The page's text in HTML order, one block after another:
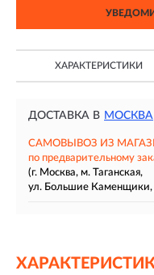
ХАРАКТЕРИСТИКИ
ДОСТАВКА В МОСКВА
САМОВЫВОЗ ИЗ
по предварительному
(г. Москва, м. Таганская,
ул. Большие Каменщики,